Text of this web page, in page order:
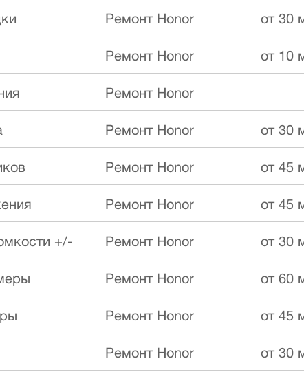
Ремонт Honor от 30
Ремонт Honor от 10
Ремонт Honor
Ремонт Honor от 30
Ремонт Honor от 45
Ремонт Honor от 45
+/- Ремонт Honor от 30
Ремонт Honor от 60
Ремонт Honor от 45
Ремонт Honor от 30